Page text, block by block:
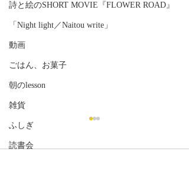
詩と絵のSHORT MOVIE『FLOWER ROAD』
「Night light／Naitou write」
動画
ごはん、お菓子
朝のlesson
雑貨
ふしぎ
読書会